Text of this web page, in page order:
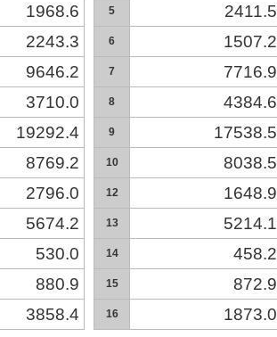
1968.6
2243.3
9646.2
3710.0
19292.4
8769.2
2796.0
5674.2
530.0
880.9
3858.4
5 2411.5
6 1507.2
7 7716.9
8 4384.6
9 17538.5
10 8038.5
12 1648.9
13 5214.1
14 458.2
15 872.9
16 1873.0